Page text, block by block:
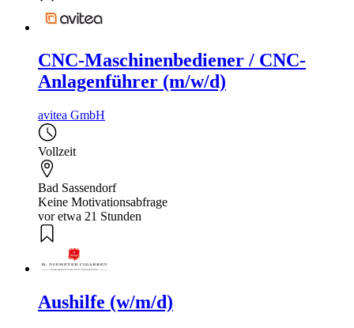
CNC-Maschinenbediener / CNC-
Anlagenführer (m/w/d)
avitea GmbH
Vollzeit
Bad Sassendorf
Keine Motivationsabfrage
vor etwa 21 Stunden
Aushilfe (w/m/d)